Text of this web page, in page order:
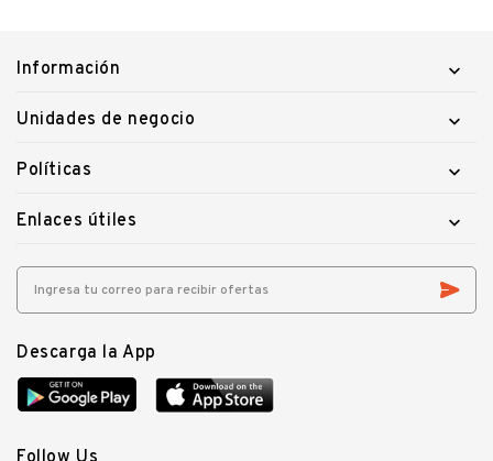
Información 
Unidades de negocio 
Políticas 
Enlaces útiles 
Descarga la App